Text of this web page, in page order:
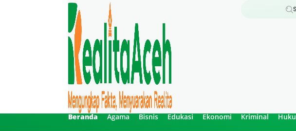
Beranda Agama Bisnis Edukasi Ekonomi Kriminal